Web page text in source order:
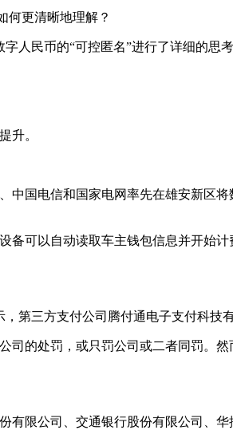
何更清晰地理解？
人民币的“可控匿名”进行了详细的思考
升。
国电信和国家电网率先在雄安新区
可以自动读取车主钱包信息并开始
第三方支付公司腾付通电子支付科技
的处罚，或只罚公司或二者同罚。
限公司、交通银行股份有限公司、